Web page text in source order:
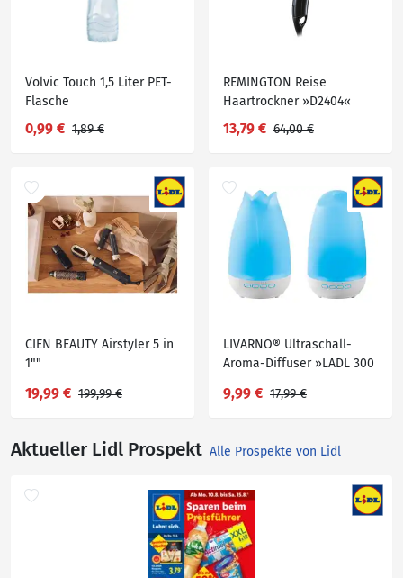
Volvic Touch 1,5 Liter PET-
Flasche
0,99 € 1,89 €
REMINGTON Reise
Haartrockner »D2404«
13,79 € 64,00 €
CIEN BEAUTY Airstyler 5 in
1""
19,99 € 199,99 €
LIVARNO® Ultraschall-
Aroma-Diffuser »LADL 300
9,99 € 17,99 €
Aktueller Lidl Prospekt Alle Prospekte von Lidl